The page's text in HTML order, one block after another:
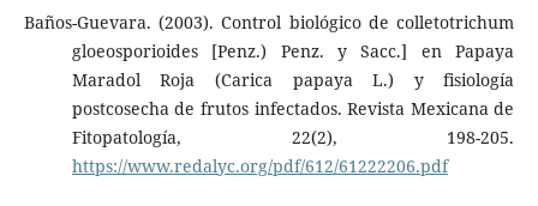
Baños-Guevara. (2003). Control biológico de colletotrichum
gloeosporioides [Penz.) Penz. y Sacc.] en Papaya
Maradol Roja (Carica papaya L.) y fisiología
postcosecha de frutos infectados. Revista Mexicana de
Fitopatología, 22(2), 198-205.
https://www.redalyc.org/pdf/612/61222206.pdf